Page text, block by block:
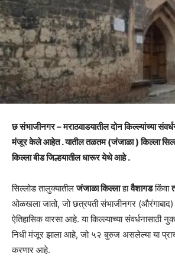
छ संभाजीनगर – मराठवाडयातील दोन किल्ल्यांच्या
मंजूर केले आहेत . यातील तळतम (जंजाळा ) किल्ला
किल्ला बीड जिल्हयातील धारूर येथे आहे .
सिल्लोड तालुक्यातीलजंजाळा किल्लाहावैशागडकिंवा
ओळखला जातो, जो छत्रपती संभाजीनगर (औरंगाबाद)
ऐतिहासिक वारसा आहे. या किल्ल्याच्या संवर्धनासाठी
निधी मंजूर झाला आहे, जो ५२ बुरुज असलेल्या या
करणार आहे.